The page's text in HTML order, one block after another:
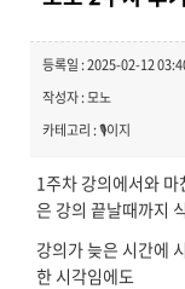
등록일 : 2025-02-12
작성자 : 모노
카테고리 : 🎙️이지
1주차 강의에서와
은 강의 끝날때까지
강의가 늦은 시간에
한 시각임에도